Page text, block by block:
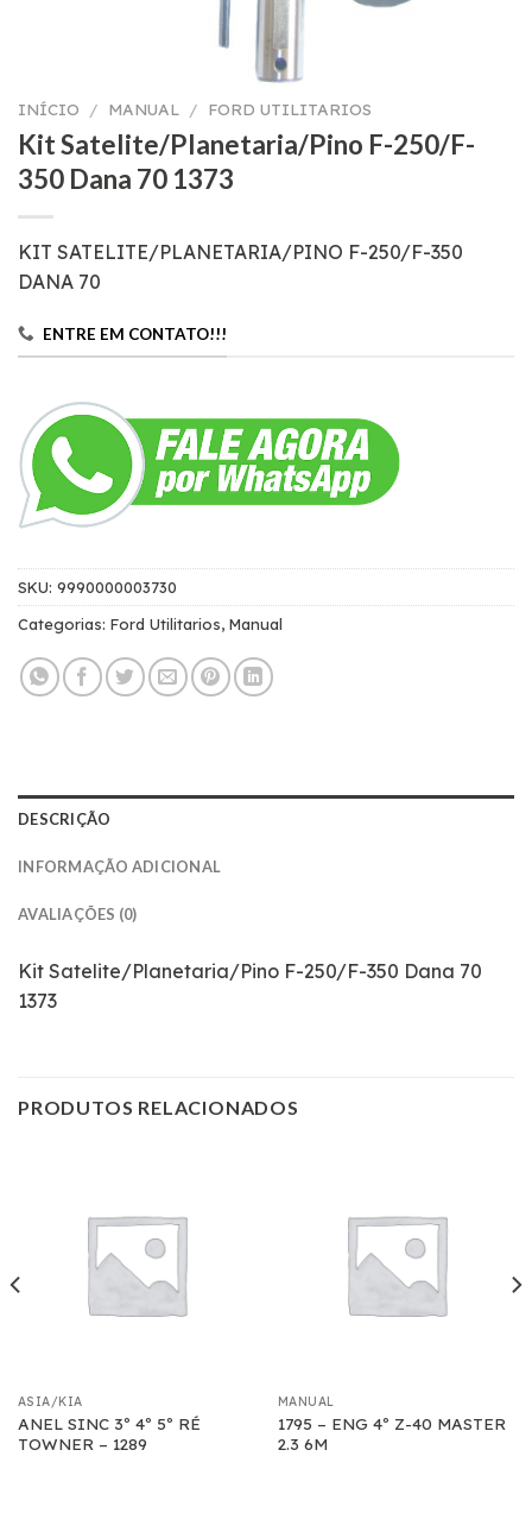
INÍCIO / MANUAL / FORD UTILITARIOS
Kit Satelite/Planetaria/Pino F-250/F-
350 Dana 70 1373
KIT SATELITE/PLANETARIA/PINO F-250/F-350
DANA 70
ENTRE EM CONTATO!!!
SKU: 9990000003730
Categorias: Ford Utilitarios, Manual
DESCRIÇÃO
INFORMAÇÃO ADICIONAL
AVALIAÇÕES (0)
Kit Satelite/Planetaria/Pino F-250/F-350 Dana 70
1373
PRODUTOS RELACIONADOS
ASIA/KIA
ANEL SINC 3º 4º 5º RÉ
TOWNER – 1289
MANUAL
1795 – ENG 4º Z-40 MASTER
2.3 6M